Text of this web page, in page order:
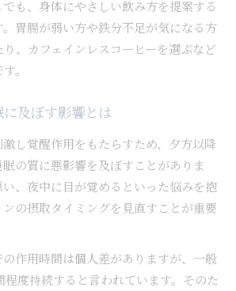
も、身体にやさしい飲み方を提案する
胃腸が弱い方や鉄分不足が気になる方
、カフェインレスコーヒーを選ぶなど
。
に及ぼす影響とは
し覚醒作用をもたらすため、夕方以降
の質に悪影響を及ぼすことがありま
、夜中に目が覚めるといった悩みを抱
の摂取タイミングを見直すことが重要
作用時間は個人差がありますが、一般
度持続すると言われています。そのた